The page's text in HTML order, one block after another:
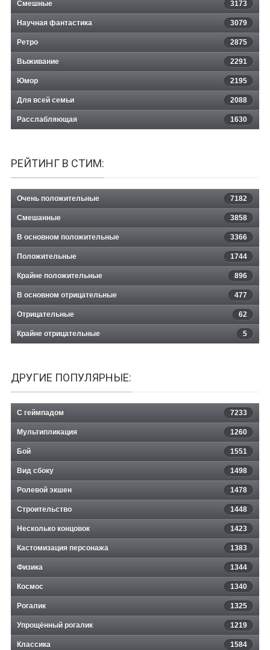
Смешные 3173
Научная фантастика 3079
Ретро 2875
Выживание 2291
Юмор 2195
Для всей семьи 2088
Расслабляющая 1630
РЕЙТИНГ В СТИМ:
Очень положительные 7182
Смешанные 3858
В основном положительные 3366
Положительные 1744
Крайне положительные 896
В основном отрицательные 477
Отрицательные 62
Крайне отрицательные 5
ДРУГИЕ ПОПУЛЯРНЫЕ:
С геймпадом 7233
Мультипликация 1260
Бой 1551
Вид сбоку 1498
Ролевой экшен 1478
Строительство 1448
Несколько концовок 1423
Кастомизация персонажа 1383
Физика 1344
Космос 1340
Рогалик 1325
Упрощённый рогалик 1219
Классика 1584